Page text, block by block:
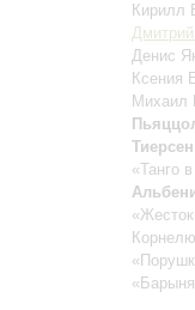
Кирилл
Дмитрий
Денис
Ксения
Михаил
«Танго